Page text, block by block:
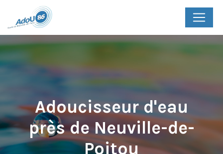
Adoucisseur d'eau
près de Neuville-de-
Poitou
Panneau de gestion des cookies